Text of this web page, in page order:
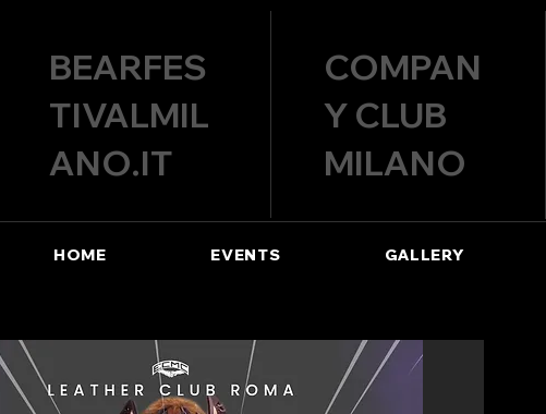
COMPAN
Y CLUB
MILANO
BEARFES
TIVALMIL
ANO.IT
HOME EVENTS GALLERY